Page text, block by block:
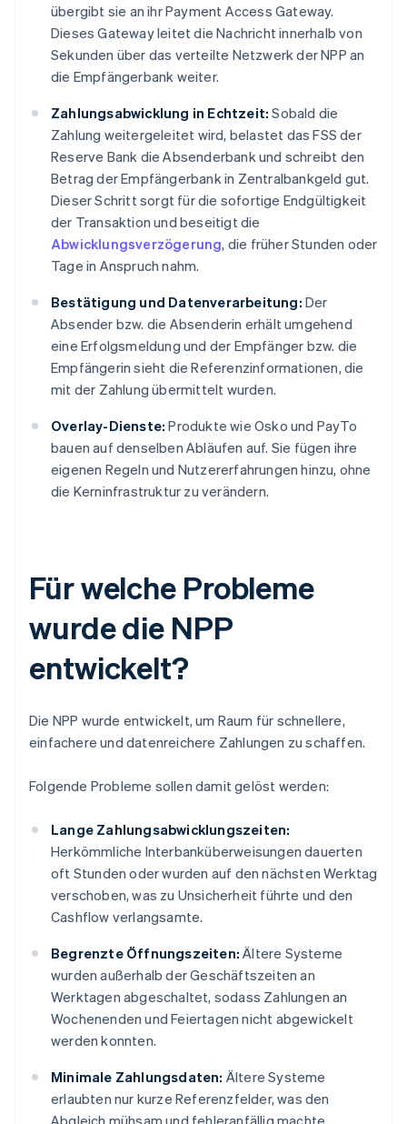
übergibt sie an ihr Payment Access Gateway.
Dieses Gateway leitet die Nachricht innerhalb von
Sekunden über das verteilte Netzwerk der NPP an
die Empfängerbank weiter.
Zahlungsabwicklung in Echtzeit: Sobald die
Zahlung weitergeleitet wird, belastet das FSS der
Reserve Bank die Absenderbank und schreibt den
Betrag der Empfängerbank in Zentralbankgeld gut.
Dieser Schritt sorgt für die sofortige Endgültigkeit
der Transaktion und beseitigt die
Abwicklungsverzögerung, die früher Stunden oder
Tage in Anspruch nahm.
Bestätigung und Datenverarbeitung: Der
Absender bzw. die Absenderin erhält umgehend
eine Erfolgsmeldung und der Empfänger bzw. die
Empfängerin sieht die Referenzinformationen, die
mit der Zahlung übermittelt wurden.
Overlay-Dienste: Produkte wie Osko und PayTo
bauen auf denselben Abläufen auf. Sie fügen ihre
eigenen Regeln und Nutzererfahrungen hinzu, ohne
die Kerninfrastruktur zu verändern.
Für welche Probleme
wurde die NPP
entwickelt?
Die NPP wurde entwickelt, um Raum für schnellere,
einfachere und datenreichere Zahlungen zu schaffen.
Folgende Probleme sollen damit gelöst werden:
Lange Zahlungsabwicklungszeiten:
Herkömmliche Interbanküberweisungen dauerten
oft Stunden oder wurden auf den nächsten Werktag
verschoben, was zu Unsicherheit führte und den
Cashflow verlangsamte.
Begrenzte Öffnungszeiten: Ältere Systeme
wurden außerhalb der Geschäftszeiten an
Werktagen abgeschaltet, sodass Zahlungen an
Wochenenden und Feiertagen nicht abgewickelt
werden konnten.
Minimale Zahlungsdaten: Ältere Systeme
erlaubten nur kurze Referenzfelder, was den